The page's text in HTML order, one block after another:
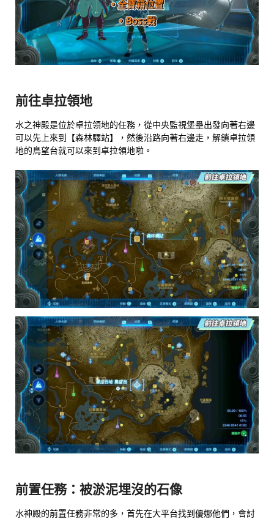
前往卓拉領地
水之神殿是位於卓拉領地的任務，從中央監視堡壘出發向著右邊
可以先上來到【森林驛站】，然後沿路向著右邊走，解鎖卓拉領
地的鳥望台就可以來到卓拉領地啦。
前置任務：被淤泥埋沒的石像
水神殿的前置任務非常的多，首先在大平台找到優娜他們，會討